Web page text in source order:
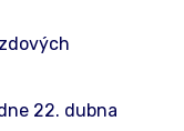
22. dubna